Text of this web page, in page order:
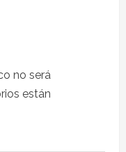
no será
están